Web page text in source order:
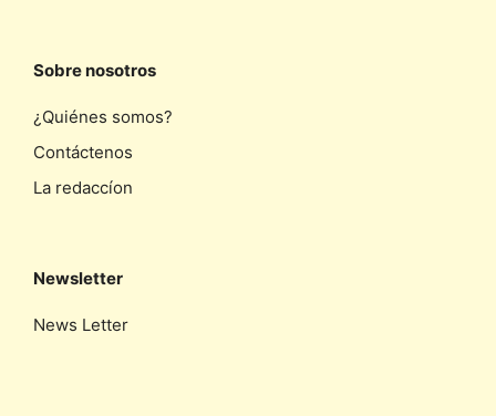
Sobre nosotros
¿Quiénes somos?
Contáctenos
La redaccíon
Newsletter
News Letter